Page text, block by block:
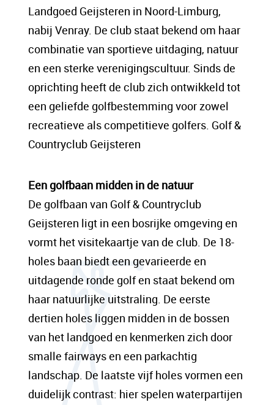
Een content hoofd tekst. Lorem ipsum dolor
sit amet, consectetur adipis cin elit. Nunc
purus libero, interdum sed blandit acp
retium facilisis turpis. Donec dictum neque
veloran tristique egestas nulla mollis dui
lorem dolor.
sit amet, consectetur adipis cin elit. Nunc
purus libero, interdum sed blandit acp
retium facilisis turpis. Donec dictum neque
veloran tristique egestas nulla mollis dui
lorem dolor.
Landgoed Geijsteren in Noord-Limburg,
nabij Venray. De club staat bekend om haar
combinatie van sportieve uitdaging, natuur
en een sterke verenigingscultuur. Sinds de
oprichting heeft de club zich ontwikkeld tot
een geliefde golfbestemming voor zowel
recreatieve als competitieve golfers. Golf &
Countryclub Geijsteren
Een golfbaan midden in de natuur
De golfbaan van Golf & Countryclub
Geijsteren ligt in een bosrijke omgeving en
vormt het visitekaartje van de club. De 18-
holes baan biedt een gevarieerde en
uitdagende ronde golf en staat bekend om
haar natuurlijke uitstraling. De eerste
dertien holes liggen midden in de bossen
van het landgoed en kenmerken zich door
smalle fairways en een parkachtig
landschap. De laatste vijf holes vormen een
duidelijk contrast: hier spelen waterpartijen